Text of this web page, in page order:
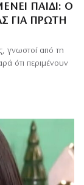
ΠΑΙΔΊ: Ο
ΓΙΑ ΠΡΏΤΗ
γνωστοί από τη
ότι περιμένουν